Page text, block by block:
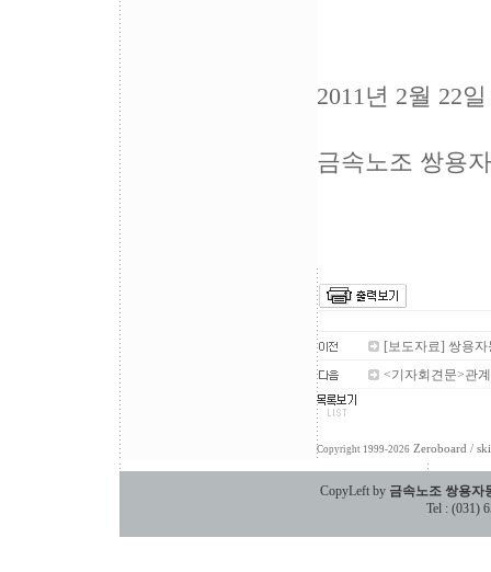
2011년 2월 22일
금속노조 쌍용
[보도자료] 쌍용
<기자회견문>관
Copyright 1999-2026 Zeroboard /
CopyLeft by 금속노조 쌍용자
Tel : (031)